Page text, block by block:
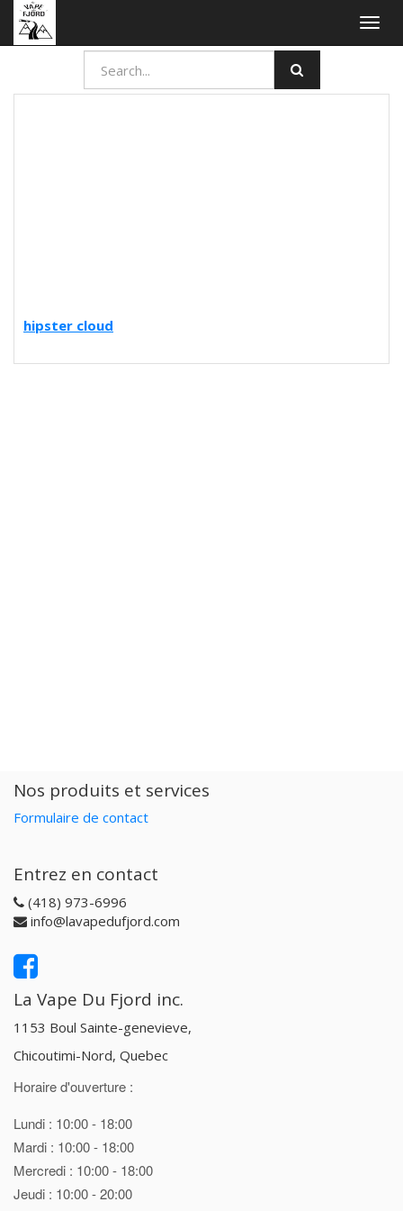
hipster cloud
Nos produits et services
Formulaire de contact
Entrez en contact
(418) 973-6996
info@lavapedufjord.com
La Vape Du Fjord inc.
1153 Boul Sainte-genevieve,
Chicoutimi-Nord, Quebec
Horaire d'ouverture :
Lundi : 10:00 - 18:00
Mardi : 10:00 - 18:00
Mercredi : 10:00 - 18:00
Jeudi : 10:00 - 20:00